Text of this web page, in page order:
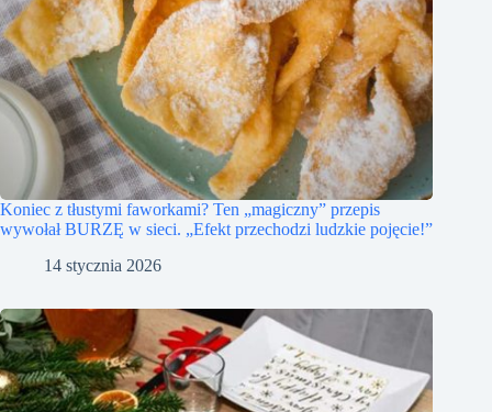
Koniec z tłustymi faworkami? Ten „magiczny” przepis
wywołał BURZĘ w sieci. „Efekt przechodzi ludzkie pojęcie!”
14 stycznia 2026